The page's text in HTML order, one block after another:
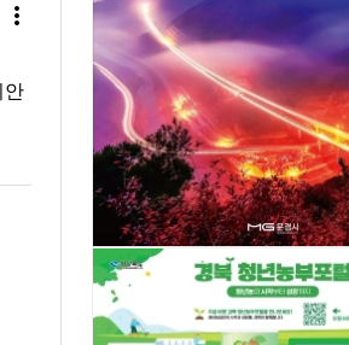
more_vert
안